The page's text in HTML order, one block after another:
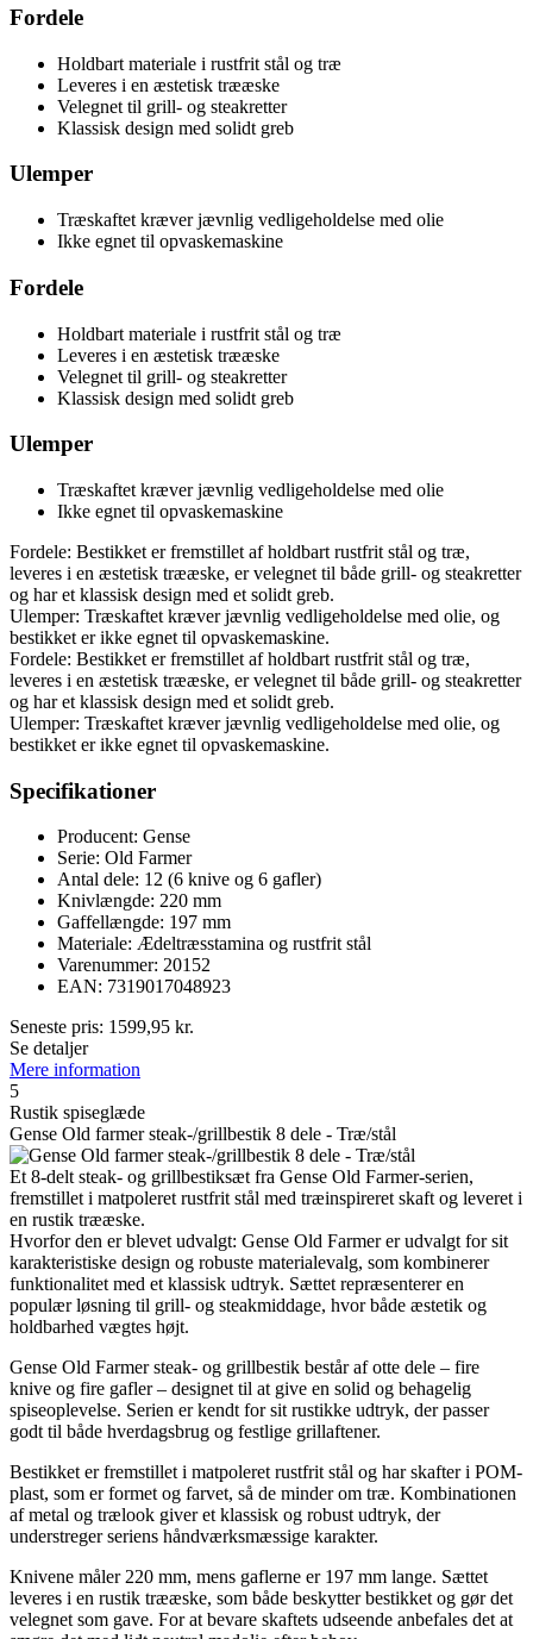
Fordele
Holdbart materiale i rustfrit stål og træ
Leveres i en æstetisk trææske
Velegnet til grill- og steakretter
Klassisk design med solidt greb
Ulemper
Træskaftet kræver jævnlig vedligeholdelse med olie
Ikke egnet til opvaskemaskine
Fordele
Holdbart materiale i rustfrit stål og træ
Leveres i en æstetisk trææske
Velegnet til grill- og steakretter
Klassisk design med solidt greb
Ulemper
Træskaftet kræver jævnlig vedligeholdelse med olie
Ikke egnet til opvaskemaskine
Fordele: Bestikket er fremstillet af holdbart rustfrit stål og træ,
leveres i en æstetisk trææske, er velegnet til både grill- og steakretter
og har et klassisk design med et solidt greb.
Ulemper: Træskaftet kræver jævnlig vedligeholdelse med olie, og
bestikket er ikke egnet til opvaskemaskine.
Fordele: Bestikket er fremstillet af holdbart rustfrit stål og træ,
leveres i en æstetisk trææske, er velegnet til både grill- og steakretter
og har et klassisk design med et solidt greb.
Ulemper: Træskaftet kræver jævnlig vedligeholdelse med olie, og
bestikket er ikke egnet til opvaskemaskine.
Specifikationer
Producent: Gense
Serie: Old Farmer
Antal dele: 12 (6 knive og 6 gafler)
Knivlængde: 220 mm
Gaffellængde: 197 mm
Materiale: Ædeltræsstamina og rustfrit stål
Varenummer: 20152
EAN: 7319017048923
Seneste pris: 1599,95 kr.
Se detaljer
Mere information
5
Rustik spiseglæde
Gense Old farmer steak-/grillbestik 8 dele - Træ/stål
Et 8-delt steak- og grillbestiksæt fra Gense Old Farmer-serien,
fremstillet i matpoleret rustfrit stål med træinspireret skaft og leveret i
en rustik trææske.
Hvorfor den er blevet udvalgt: Gense Old Farmer er udvalgt for sit
karakteristiske design og robuste materialevalg, som kombinerer
funktionalitet med et klassisk udtryk. Sættet repræsenterer en
populær løsning til grill- og steakmiddage, hvor både æstetik og
holdbarhed vægtes højt.
Gense Old Farmer steak- og grillbestik består af otte dele – fire
knive og fire gafler – designet til at give en solid og behagelig
spiseoplevelse. Serien er kendt for sit rustikke udtryk, der passer
godt til både hverdagsbrug og festlige grillaftener.
Bestikket er fremstillet i matpoleret rustfrit stål og har skafter i POM-
plast, som er formet og farvet, så de minder om træ. Kombinationen
af metal og trælook giver et klassisk og robust udtryk, der
understreger seriens håndværksmæssige karakter.
Knivene måler 220 mm, mens gaflerne er 197 mm lange. Sættet
leveres i en rustik trææske, som både beskytter bestikket og gør det
velegnet som gave. For at bevare skaftets udseende anbefales det at